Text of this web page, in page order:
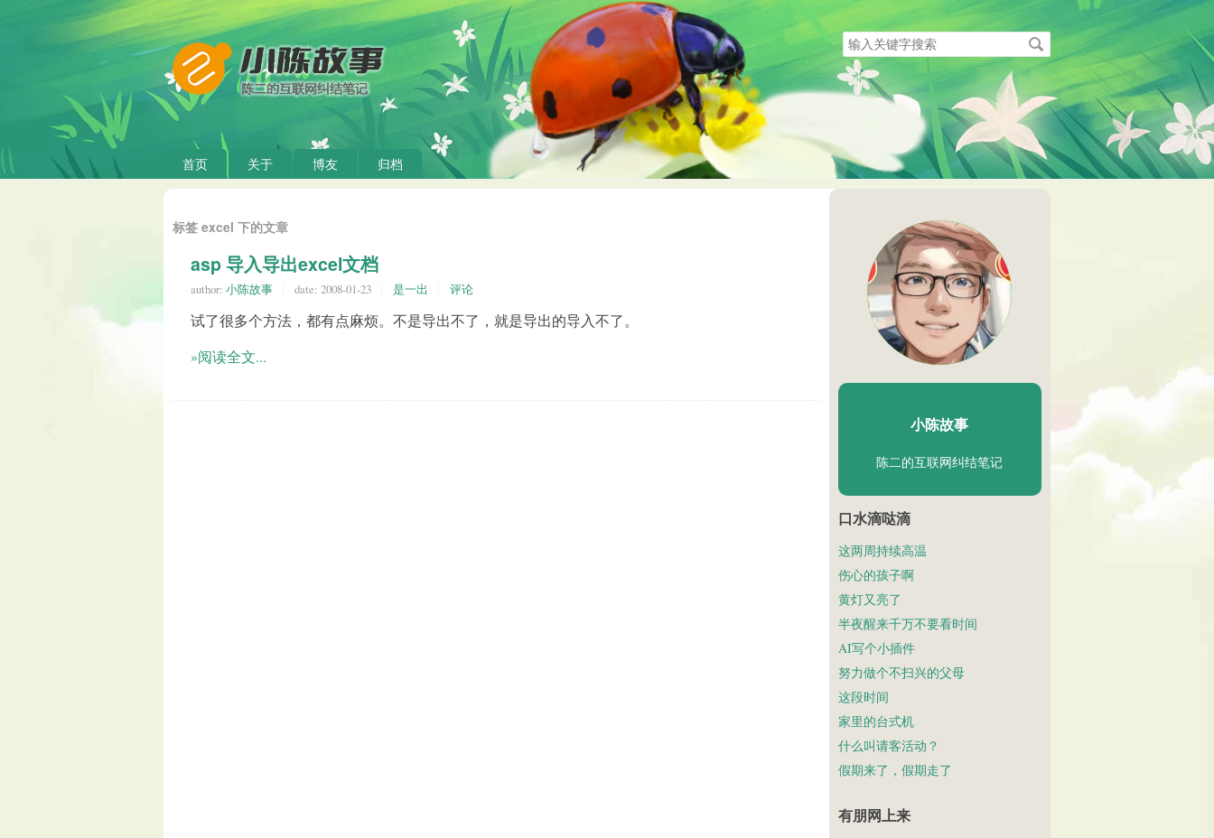
搜
索
关
键
字
首页 关于 博友 归档
标签 excel 下的文章
asp 导入导出excel文档
author: 小陈故事 date: 2008-01-23 是一出 评论
试了很多个方法，都有点麻烦。不是导出不了，就是导出的导入不了。
»阅读全文...
陈二Chenèr
小陈故事
陈二的互联网纠结笔记
口水滴哒滴
这两周持续高温
伤心的孩子啊
黄灯又亮了
半夜醒来千万不要看时间
AI写个小插件
努力做个不扫兴的父母
这段时间
家里的台式机
什么叫请客活动？
假期来了，假期走了
有朋网上来